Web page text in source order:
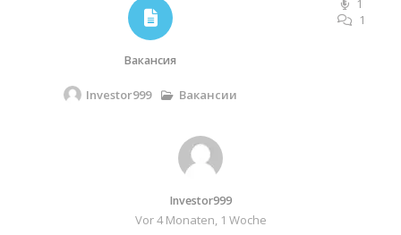
Вакансия
Investor999 Вакансии
1
Investor999
Vor 4 Monaten, 1 Woche